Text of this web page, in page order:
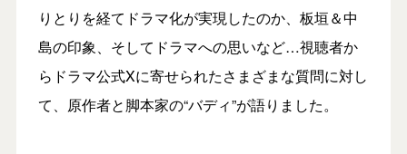
りとりを経てドラマ化が実現したのか、板垣＆中
島の印象、そしてドラマへの思いなど…視聴者か
らドラマ公式Xに寄せられたさまざまな質問に対し
て、原作者と脚本家の“バディ”が語りました。